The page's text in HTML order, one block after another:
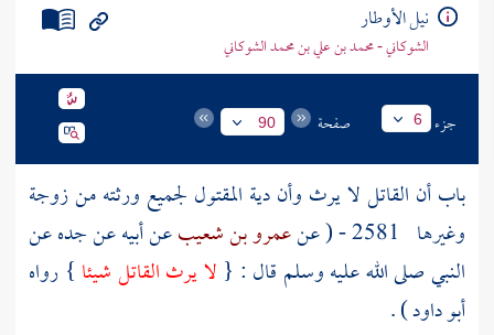
نيل الأوطار
الشوكاني - محمد بن علي بن محمد الشوكاني
جزء 6 صفحة 90
باب أن القاتل لا يرث وأن دية المقتول لجميع ورثته من زوجة
وغيرها
عمرو بن شعيبعن أبيه عن جده عن
النبي صلى الله عليه وسلم قال : { لا يرث القاتل شيئا } رواه
أبو داود) .